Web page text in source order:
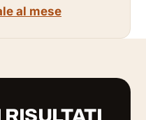
al mese